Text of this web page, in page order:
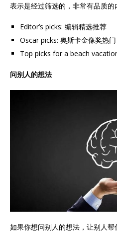
表示是经过筛选的，非常有品质的
Editor’s picks: 编辑精选推荐
Oscar picks: 奥斯卡金像奖热门
Top picks for a beach
问别人的想法
如果你想问别人的想法，让别人帮